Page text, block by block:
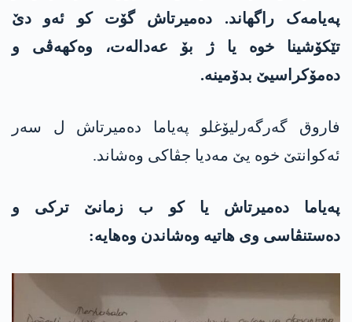
پەیامەک راگھاند. دەمیرتاش گۆت کو ئەو دێ
تێکۆشینا خوە یا ژ بۆ عەدالەت، وەکھەڤی و
دەمۆکراسیێ بدۆمینە.
فاروق گەرگەرلیۆغلو پەیاما دەمیرتاش ل سەر
ئەکوانتێ خوە یێ مەدیا جڤاکی وەشاند.
پەیاما دەمیرتاش یا کو ب زمانێ ترکی و
دەستنڤاسی وی ھاتیە وەشاندن وەھایە: